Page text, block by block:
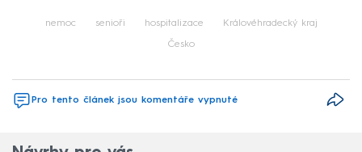
nemoc senioři hospitalizace Královéhradecký kraj
Česko
Pro tento článek jsou komentáře vypnuté